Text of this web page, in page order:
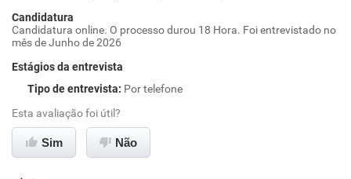
Candidatura
Candidatura online. O processo durou 18 Hora. Foi entrevistado no
mês de Junho de 2026
Estágios da entrevista
Tipo de entrevista: Por telefone
Esta avaliação foi útil?
Sim Não